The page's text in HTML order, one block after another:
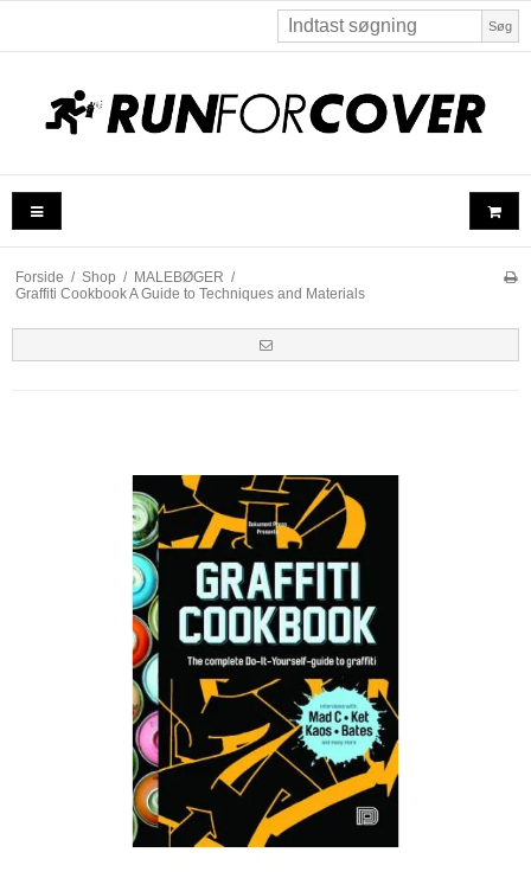
Søg
Forside / Shop / MALEBØGER /
Graffiti Cookbook A Guide to Techniques and Materials